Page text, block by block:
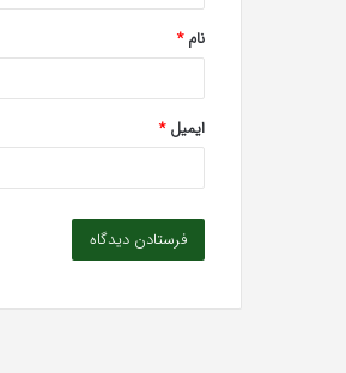
*
نام*
ایمیل*